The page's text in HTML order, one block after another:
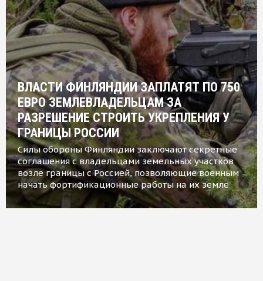
ВЛАСТИ ФИНЛЯНДИИ ЗАПЛАТЯТ ПО 750
ЕВРО ЗЕМЛЕВЛАДЕЛЬЦАМ ЗА
РАЗРЕШЕНИЕ СТРОИТЬ УКРЕПЛЕНИЯ У
ГРАНИЦЫ РОССИИ
Силы обороны Финляндии заключают секретные
соглашения с владельцами земельных участков
возле границы с Россией, позволяющие военным
начать фортификационные работы на их земле